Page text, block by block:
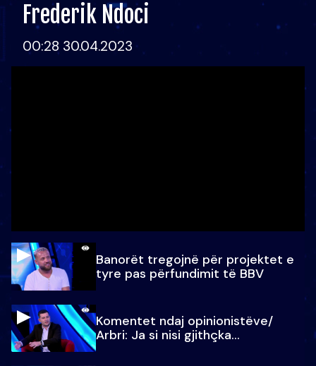
Frederik Ndoci
00:28 30.04.2023
Banorët tregojnë për projektet e
tyre pas përfundimit të BBV
Komentet ndaj opinionistëve/
Arbri: Ja si nisi gjithçka…